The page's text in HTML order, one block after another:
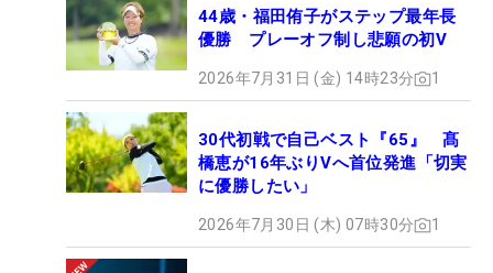
44歳・福田侑子がステップ最年長
優勝 プレーオフ制し悲願の初V
2026年7月31日 (金) 14時23分 1
30代初戦で自己ベスト『65』 髙
橋恵が16年ぶりVへ首位発進「切実
に優勝したい」
2026年7月30日 (木) 07時30分 1